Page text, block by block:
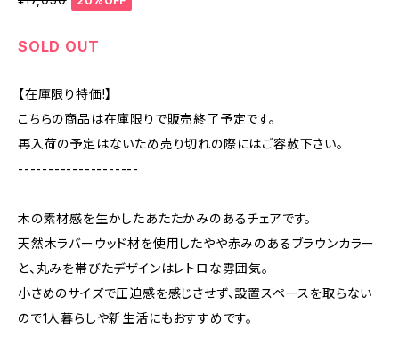
SOLD OUT
【在庫限り特価!】
こちらの商品は在庫限りで販売終了予定です。
再入荷の予定はないため売り切れの際にはご容赦下さい。
--------------------
木の素材感を生かしたあたたかみのあるチェアです。
天然木ラバーウッド材を使用したやや赤みのあるブラウンカラー
と、丸みを帯びたデザインはレトロな雰囲気。
小さめのサイズで圧迫感を感じさせず、設置スペースを取らない
ので1人暮らしや新生活にもおすすめです。